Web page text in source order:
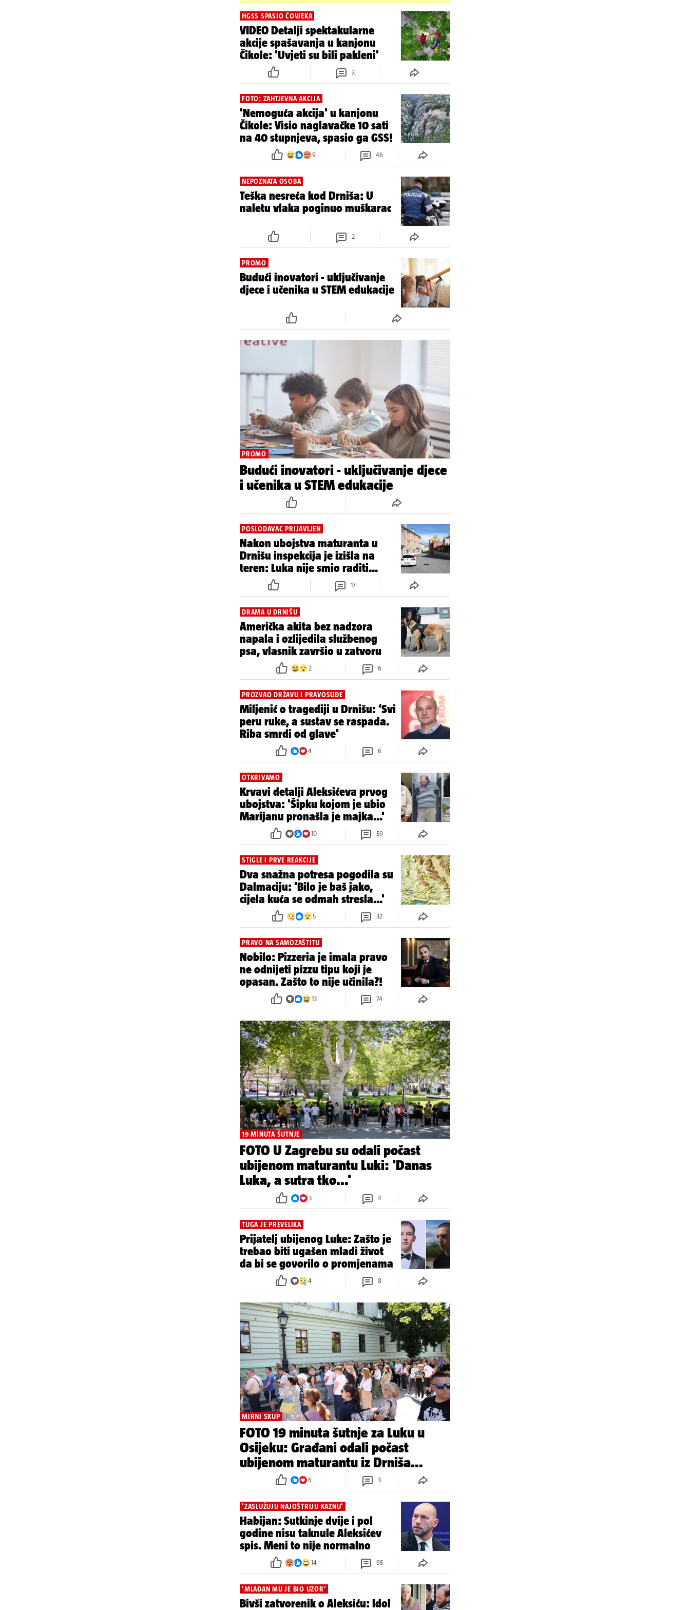
HGSS SPASIO ČOVJEKA
VIDEO Detalji spektakularne
akcije spašavanja u kanjonu
Čikole: 'Uvjeti su bili pakleni'
2
FOTO: ZAHTJEVNA AKCIJA
'Nemoguća akcija' u kanjonu
Čikole: Visio naglavačke 10 sati
na 40 stupnjeva, spasio ga GSS!
9 46
NEPOZNATA OSOBA
Teška nesreća kod Drniša: U
naletu vlaka poginuo muškarac
2
PROMO
Budući inovatori - uključivanje
djece i učenika u STEM edukacije
PROMO
Budući inovatori - uključivanje djece
i učenika u STEM edukacije
POSLODAVAC PRIJAVLJEN
Nakon ubojstva maturanta u
Drnišu inspekcija je izišla na
teren: Luka nije smio raditi...
17
DRAMA U DRNIŠU
Američka akita bez nadzora
napala i ozlijedila službenog
psa, vlasnik završio u zatvoru
2 6
PROZVAO DRŽAVU I PRAVOSUĐE
Miljenić o tragediji u Drnišu: ‘Svi
peru ruke, a sustav se raspada.
Riba smrdi od glave'
4 6
OTKRIVAMO
Krvavi detalji Aleksićeva prvog
ubojstva: 'Šipku kojom je ubio
Marijanu pronašla je majka...'
10 59
STIGLE I PRVE REAKCIJE
Dva snažna potresa pogodila su
Dalmaciju: 'Bilo je baš jako,
cijela kuća se odmah stresla...'
5 32
PRAVO NA SAMOZAŠTITU
Nobilo: Pizzeria je imala pravo
ne odnijeti pizzu tipu koji je
opasan. Zašto to nije učinila?!
13 74
19 MINUTA ŠUTNJE
FOTO U Zagrebu su odali počast
ubijenom maturantu Luki: 'Danas
Luka, a sutra tko...'
3 4
TUGA JE PREVELIKA
Prijatelj ubijenog Luke: Zašto je
trebao biti ugašen mladi život
da bi se govorilo o promjenama
4 8
MIRNI SKUP
FOTO 19 minuta šutnje za Luku u
Osijeku: Građani odali počast
ubijenom maturantu iz Drniša...
6 3
'ZASLUŽUJU NAJOŠTRIJU KAZNU'
Habijan: Sutkinje dvije i pol
godine nisu taknule Aleksićev
spis. Meni to nije normalno
14 95
'MLAĐAN MU JE BIO UZOR'
Bivši zatvorenik o Aleksiću: Idol